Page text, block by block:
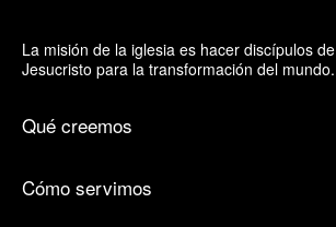
La misión de la iglesia es hacer discípulos de
Jesucristo para la transformación del mundo.
Qué creemos
Cómo servimos